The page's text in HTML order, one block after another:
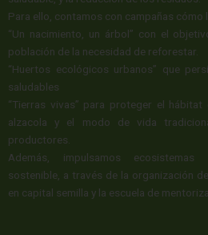
Para ello, contamos con campañas cómo
“Un nacimiento, un árbol” con el
población de la necesidad de reforestar.
“Huertos ecológicos urbanos” que
saludables
“Tierras vivas” para proteger el
alzacola y el modo de vida
productores.
Además, impulsamos ecosistemas
sostenible, a través de la organización
en capital semilla y la escuela de